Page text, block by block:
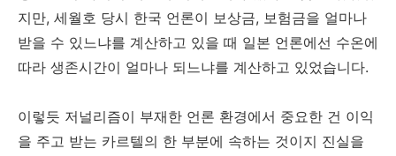
지만, 세월호 당시 한국 언론이 보상금, 보험금을 얼마나
받을 수 있느냐를 계산하고 있을 때 일본 언론에선 수온에
따라 생존시간이 얼마나 되느냐를 계산하고 있었습니다.
이렇듯 저널리즘이 부재한 언론 환경에서 중요한 건 이익
을 주고 받는 카르텔의 한 부분에 속하는 것이지 진실을